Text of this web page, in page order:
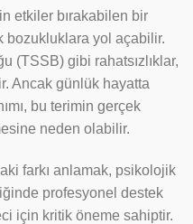
etkiler bırakabilen bir
bozukluklara yol açabilir.
(TSSB) gibi rahatsızlıklar,
Ancak günlük hayatta
bu terimin gerçek
neden olabilir.
farkı anlamak, psikolojik
profesyonel destek
için kritik öneme sahiptir.